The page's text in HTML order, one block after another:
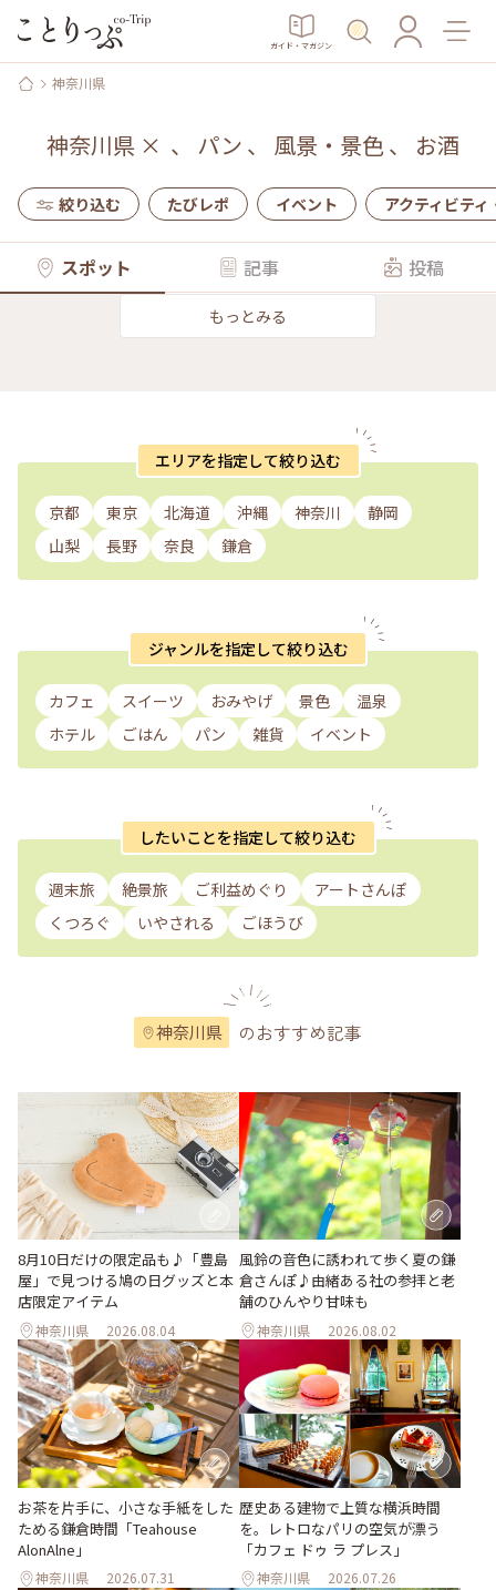
ガイド・マガジン
神奈川県
神奈川県× 、 パン 、 風景・景色、 お酒
絞り込む たびレポ イベント アクティビティ
スポット 記事 投稿
もっとみる
エリアを指定して絞り込む
京都 東京 北海道 沖縄 神奈川
静岡
山梨
長野 奈良 鎌倉
ジャンルを指定して絞り込む
カフェ スイーツ おみやげ 景色
温泉
ホテル
ごはん パン 雑貨 イベント
したいことを指定して絞り込む
週末旅 絶景旅 ご利益めぐり
アートさんぽ
くつろぐ
いやされる ごほうび
神奈川県 のおすすめ記事
8月10日だけの限定品も♪「豊島
屋」で見つける鳩の日グッズと本
店限定アイテム
神奈川県 2026.08.04
風鈴の音色に誘われて歩く夏の鎌
倉さんぽ♪由緒ある社の参拝と老
舗のひんやり甘味も
神奈川県 2026.08.02
お茶を片手に、小さな手紙をした
ためる鎌倉時間「Teahouse
AlonAlne」
神奈川県 2026.07.31
歴史ある建物で上質な横浜時間
を。レトロなパリの空気が漂う
「カフェ ドゥ ラ プレス」
神奈川県 2026.07.26